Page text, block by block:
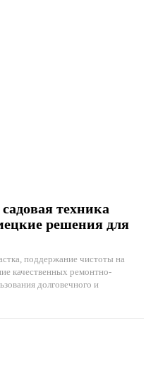
техника
решения для
поддержание чистоты на
качественных ремонтно-
долговечного и